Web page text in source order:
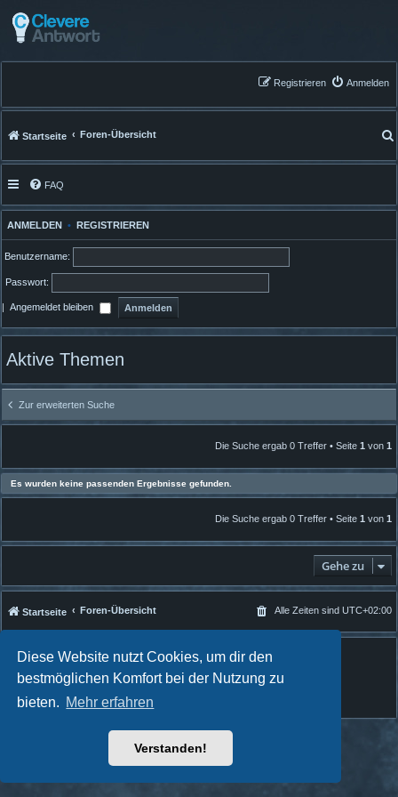
Diese Website nutzt Cookies, um dir den
bestmöglichen Komfort bei der Nutzung zu
bieten. Mehr erfahren
Verstanden!
Anmelden
Registrieren
Startseite Foren-Übersicht
FAQ
ANMELDEN • REGISTRIEREN
Benutzername:
Passwort:
| Angemeldet bleiben
Aktive Themen
Zur erweiterten Suche
Die Suche ergab 0 Treffer • Seite 1 von 1
Es wurden keine passenden Ergebnisse gefunden.
Die Suche ergab 0 Treffer • Seite 1 von 1
Gehe zu
Startseite Foren-Übersicht Alle Zeiten sind UTC+02:00
Quantum Codex style by FanFanlaTuFlippe
Deutsche Übersetzung durchphpBB.de
Datenschutz
Nutzungsbedingungen